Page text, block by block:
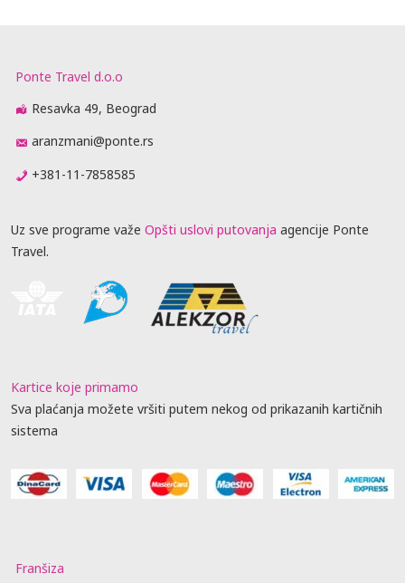
Ponte Travel d.o.o
Resavka 49, Beograd
aranzmani@ponte.rs
+381-11-7858585
Uz sve programe važe Opšti uslovi putovanja agencije Ponte
Travel.
Kartice koje primamo
Sva plaćanja možete vršiti putem nekog od prikazanih kartičnih
sistema
Franšiza